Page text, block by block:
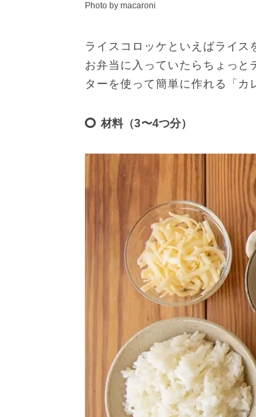
Photo by macaroni
ライスコロッケといえばライス
お弁当に入っていたらちょっと
ターを使って簡単に作れる「カ
材料（3〜4つ分）